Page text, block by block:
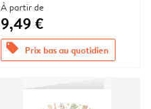
À partir de
9,49 €
offers Prix bas au quotidien